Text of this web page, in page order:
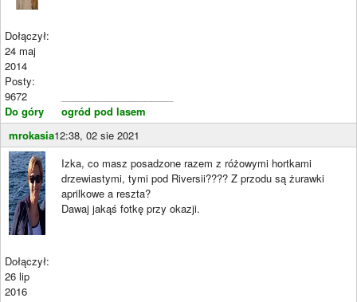
Dołączył:
24 maj
2014
Posty:
9672
Do góry
ogród pod lasem
mrokasia12:38, 02 sie 2021
Dołączył:
26 lip
2016
Izka, co masz posadzone razem z różowymi hortkami
drzewiastymi, tymi pod Riversii???? Z przodu są żurawki
aprilkowe a reszta?
Dawaj jakąś fotkę przy okazji.